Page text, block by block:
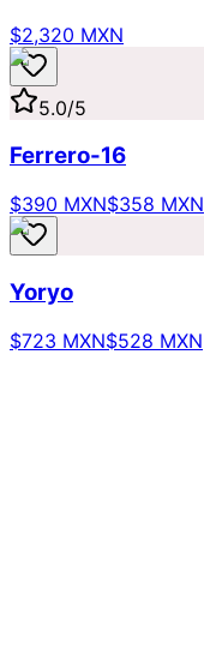
$2,320 MXN
5.0/5
Ferrero-16
$390 MXN$358 MXN
Yoryo
$723 MXN$528 MXN